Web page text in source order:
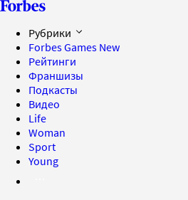
Рубрики
Forbes Games New
Рейтинги
Франшизы
Подкасты
Видео
Life
Woman
Sport
Young